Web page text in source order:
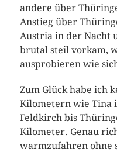
andere über
Anstieg über
Austria in der Nacht
brutal steil vorkam,
ausprobieren wie
Zum Glück habe ich
Kilometern wie Tina
Feldkirch bis
Kilometer. Genau
warmzufahren ohne